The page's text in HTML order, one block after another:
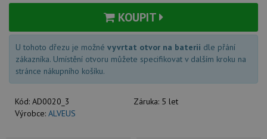
KOUPIT
U tohoto dřezu je možné vyvrtat otvor na baterii dle přání
zákazníka. Umístění otvoru můžete specifikovat v dalším kroku na
stránce nákupního košíku.
Kód: AD0020_3 Záruka: 5 let
Výrobce: ALVEUS